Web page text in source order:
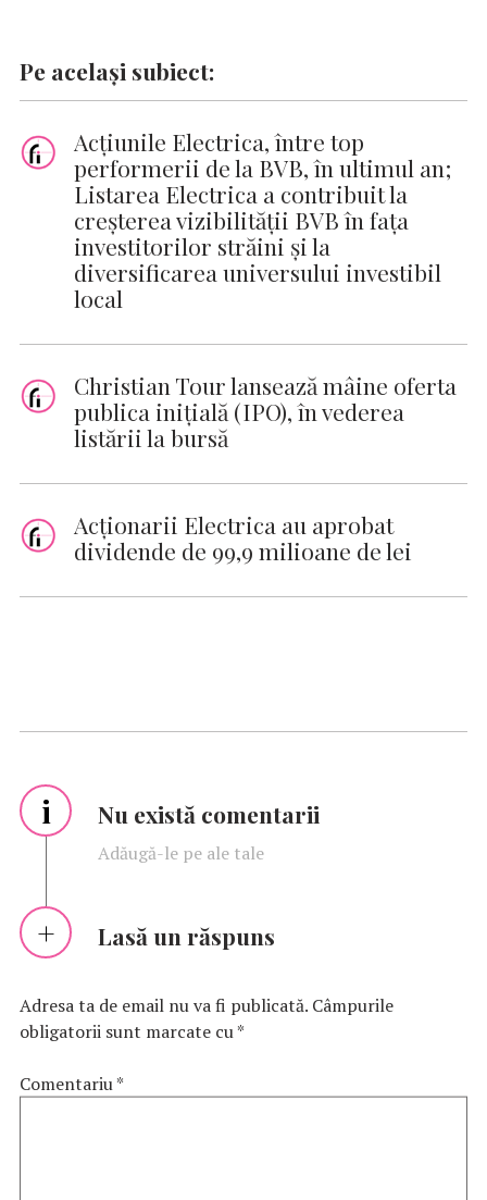
Pe același subiect:
Acțiunile Electrica, între top
performerii de la BVB, în ultimul an;
Listarea Electrica a contribuit la
creșterea vizibilității BVB în fața
investitorilor străini și la
diversificarea universului investibil
local
Christian Tour lansează mâine oferta
publica inițială (IPO), în vederea
listării la bursă
Acționarii Electrica au aprobat
dividende de 99,9 milioane de lei
i Nu există comentarii
Adăugă-le pe ale tale
Lasă un răspuns
Adresa ta de email nu va fi publicată. Câmpurile
obligatorii sunt marcate cu*
Comentariu*